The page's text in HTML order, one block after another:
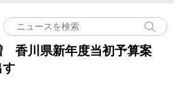
香川県新年度当初予算案
す